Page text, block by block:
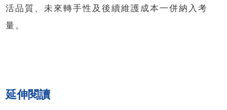
活品質、未來轉手性及後續維護成本一併納入考
量。
延伸閱讀